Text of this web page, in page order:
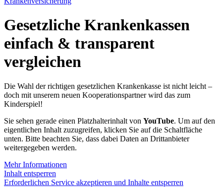
Gesetzliche Krankenkassen
einfach & transparent
vergleichen
Die Wahl der richtigen gesetzlichen Krankenkasse ist nicht leicht –
doch mit unserem neuen Kooperationspartner wird das zum
Kinderspiel!
Sie sehen gerade einen Platzhalterinhalt von YouTube. Um auf den
eigentlichen Inhalt zuzugreifen, klicken Sie auf die Schaltfläche
unten. Bitte beachten Sie, dass dabei Daten an Drittanbieter
weitergegeben werden.
Mehr Informationen
Inhalt entsperren
Erforderlichen Service akzeptieren und Inhalte entsperren